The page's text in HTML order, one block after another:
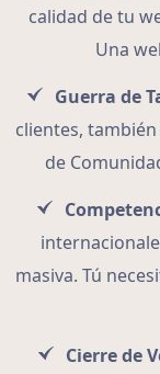
calidad de tu
Una
Guerra de
clientes,
de
masiva. Tú
Cierre de